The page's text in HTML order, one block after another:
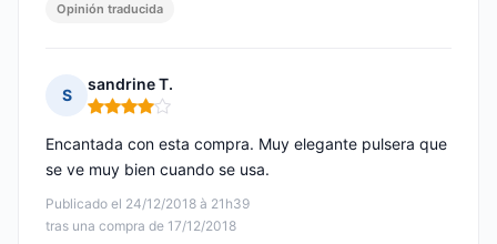
Opinión traducida
S
sandrine T.
Nota: 4 de 5
Publicado el 24/12/2018 à 21h39
tras una compra de 17/12/2018
Encantada con esta compra. Muy elegante pulsera que
se ve muy bien cuando se usa.